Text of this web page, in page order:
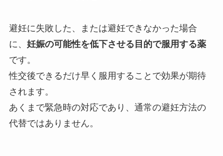
避妊に失敗した、または避妊できなかった場合
に、 妊娠の可能性を低下させる目的で服用する薬
です。
性交後できるだけ早く服用することで効果が期待
されます。
あくまで緊急時の対応であり、通常の避妊方法の
代替ではありません。